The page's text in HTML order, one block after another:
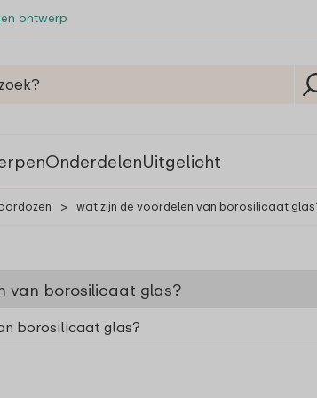
ontwerp
OnderdelenUitgelicht
> wat zijn de voordelen van borosilicaat
van borosilicaat glas?
borosilicaat glas?